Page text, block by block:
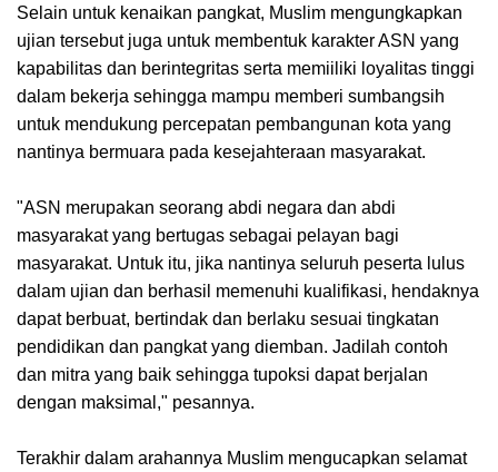
Selain untuk kenaikan pangkat, Muslim mengungkapkan
ujian tersebut juga untuk membentuk karakter ASN yang
kapabilitas dan berintegritas serta memiiliki loyalitas tinggi
dalam bekerja sehingga mampu memberi sumbangsih
untuk mendukung percepatan pembangunan kota yang
nantinya bermuara pada kesejahteraan masyarakat.
"ASN merupakan seorang abdi negara dan abdi
masyarakat yang bertugas sebagai pelayan bagi
masyarakat. Untuk itu, jika nantinya seluruh peserta lulus
dalam ujian dan berhasil memenuhi kualifikasi, hendaknya
dapat berbuat, bertindak dan berlaku sesuai tingkatan
pendidikan dan pangkat yang diemban. Jadilah contoh
dan mitra yang baik sehingga tupoksi dapat berjalan
dengan maksimal," pesannya.
Terakhir dalam arahannya Muslim mengucapkan selamat